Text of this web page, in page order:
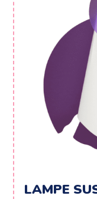
LAMPE